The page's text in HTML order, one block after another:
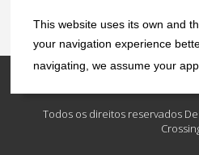
This website uses its own and
your navigation experience
navigating, we assume your
Todos os direitos reservados